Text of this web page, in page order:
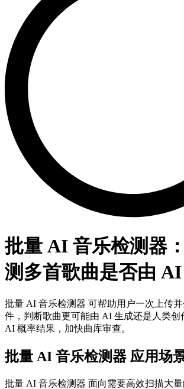
批量 AI 音乐检测器
测多首歌曲是否由
批量 AI 音乐检测器 可帮助用户一次上传
件，判断歌曲更可能由 AI 生成还是人类创
AI 概率结果，加快曲库审查。
批量 AI 音乐检测器 应用场
批量 AI 音乐检测器 面向需要高效扫描大